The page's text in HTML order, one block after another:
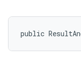
public